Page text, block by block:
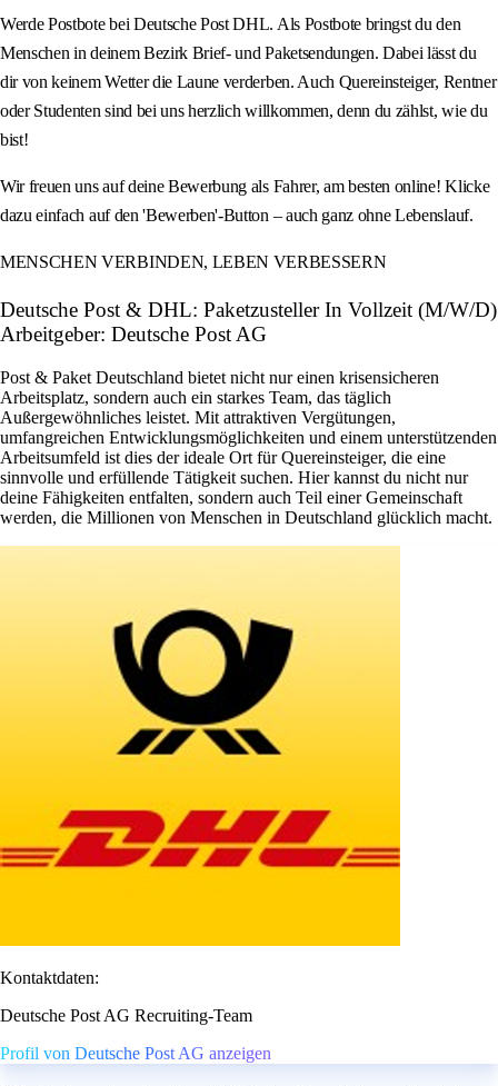
Werde Postbote bei Deutsche Post DHL. Als Postbote bringst du den
Menschen in deinem Bezirk Brief- und Paketsendungen. Dabei lässt du
dir von keinem Wetter die Laune verderben. Auch Quereinsteiger, Rentner
oder Studenten sind bei uns herzlich willkommen, denn du zählst, wie du
bist!
Wir freuen uns auf deine Bewerbung als Fahrer, am besten online! Klicke
dazu einfach auf den 'Bewerben'-Button – auch ganz ohne Lebenslauf.
MENSCHEN VERBINDEN, LEBEN VERBESSERN
Deutsche Post & DHL: Paketzusteller In Vollzeit (M/W/D)
Arbeitgeber: Deutsche Post AG
Post & Paket Deutschland bietet nicht nur einen krisensicheren
Arbeitsplatz, sondern auch ein starkes Team, das täglich
Außergewöhnliches leistet. Mit attraktiven Vergütungen,
umfangreichen Entwicklungsmöglichkeiten und einem unterstützenden
Arbeitsumfeld ist dies der ideale Ort für Quereinsteiger, die eine
sinnvolle und erfüllende Tätigkeit suchen. Hier kannst du nicht nur
deine Fähigkeiten entfalten, sondern auch Teil einer Gemeinschaft
werden, die Millionen von Menschen in Deutschland glücklich macht.
Kontaktdaten:
Deutsche Post AG Recruiting-Team
Profil von Deutsche Post AG anzeigen